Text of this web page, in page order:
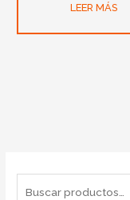
LEER MÁS